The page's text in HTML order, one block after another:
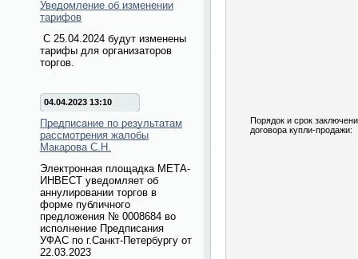
Уведомление об изменении
тарифов
С 25.04.2024 будут изменены
тарифы для организаторов
торгов.
04.04.2023 13:10
Предписание по результатам
рассмотрения жалобы
Макарова С.Н.
Электронная площадка МЕТА-
ИНВЕСТ уведомляет об
аннулировании торгов в
форме публичного
предложения № 0008684 во
исполнение Предписания
УФАС по г.Санкт-Петербургу от
22.03.2023
Порядок и срок
договора купли-продажи: